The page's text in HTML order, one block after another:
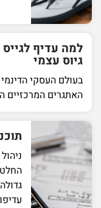
למה עדיף
גיוס עצמי
בעולם העסקי
האתגרים המרכזיים